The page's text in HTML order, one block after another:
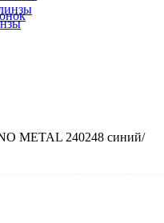
METAL 240248 синий/